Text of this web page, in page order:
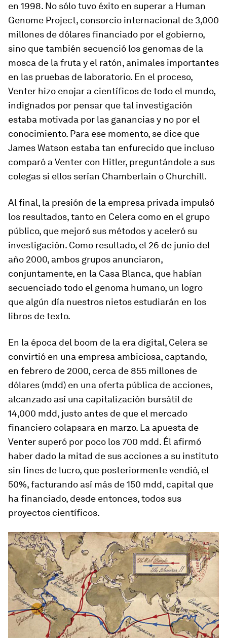
en 1998. No sólo tuvo éxito en superar a Human
Genome Project, consorcio internacional de 3,000
millones de dólares financiado por el gobierno,
sino que también secuenció los genomas de la
mosca de la fruta y el ratón, animales importantes
en las pruebas de laboratorio. En el proceso,
Venter hizo enojar a científicos de todo el mundo,
indignados por pensar que tal investigación
estaba motivada por las ganancias y no por el
conocimiento. Para ese momento, se dice que
James Watson estaba tan enfurecido que incluso
comparó a Venter con Hitler, preguntándole a sus
colegas si ellos serían Chamberlain o Churchill.
Al final, la presión de la empresa privada impulsó
los resultados, tanto en Celera como en el grupo
público, que mejoró sus métodos y aceleró su
investigación. Como resultado, el 26 de junio del
año 2000, ambos grupos anunciaron,
conjuntamente, en la Casa Blanca, que habían
secuenciado todo el genoma humano, un logro
que algún día nuestros nietos estudiarán en los
libros de texto.
En la época del boom de la era digital, Celera se
convirtió en una empresa ambiciosa, captando,
en febrero de 2000, cerca de 855 millones de
dólares (mdd) en una oferta pública de acciones,
alcanzado así una capitalización bursátil de
14,000 mdd, justo antes de que el mercado
financiero colapsara en marzo. La apuesta de
Venter superó por poco los 700 mdd. Él afirmó
haber dado la mitad de sus acciones a su instituto
sin fines de lucro, que posteriormente vendió, el
50%, facturando así más de 150 mdd, capital que
ha financiado, desde entonces, todos sus
proyectos científicos.